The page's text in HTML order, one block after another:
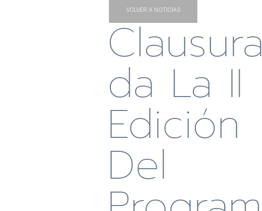
VOLVER A NOTICIAS
Clausura
Da La II
Edición
Del